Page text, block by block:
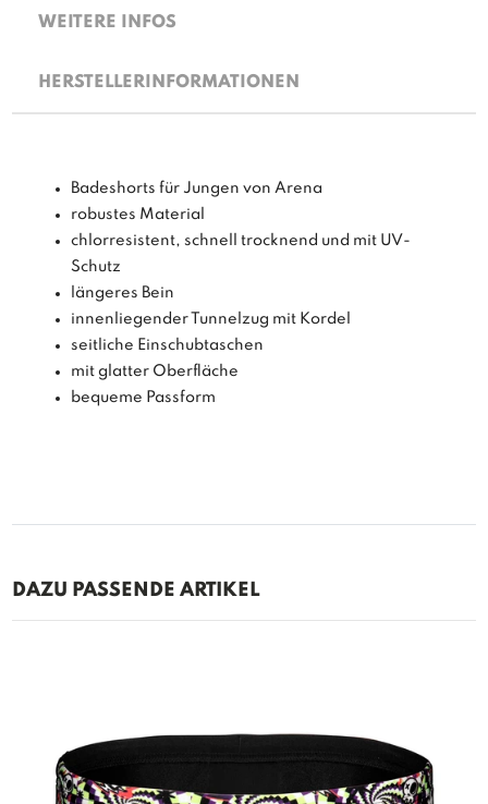
WEITERE INFOS
HERSTELLERINFORMATIONEN
Badeshorts für Jungen von Arena
robustes Material
chlorresistent, schnell trocknend und mit UV-
Schutz
längeres Bein
innenliegender Tunnelzug mit Kordel
seitliche Einschubtaschen
mit glatter Oberfläche
bequeme Passform
DAZU PASSENDE ARTIKEL